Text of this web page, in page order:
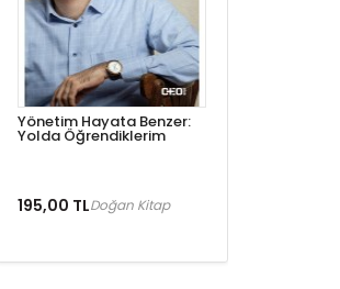
Yönetim Hayata Benzer:
Yolda Öğrendiklerim
195,00 TLDoğan Kitap